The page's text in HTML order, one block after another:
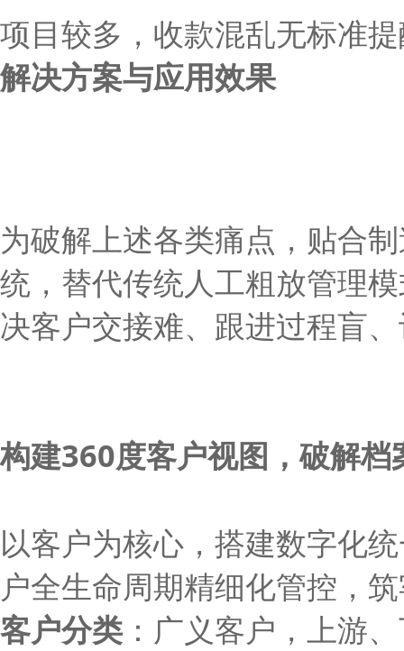
项目较多，收款混乱无标准
解决方案与应用效果
为破解上述各类痛点，贴合
统 ，替代传统人工粗放管理
决客户交接难、跟进过程盲
构建360度客户视图 ，破解
以客户为核心，搭建数字化
户全生命周期精细化管控，
客户分类 ： 广义客户，上游